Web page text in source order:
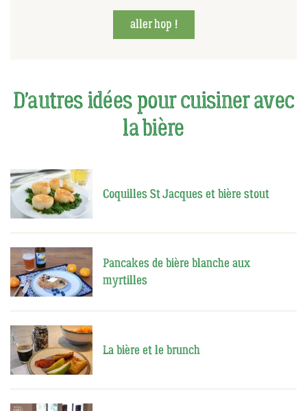
aller hop !
D'autres idées pour cuisiner avec
la bière
Coquilles St Jacques et bière stout
Pancakes de bière blanche aux
myrtilles
La bière et le brunch